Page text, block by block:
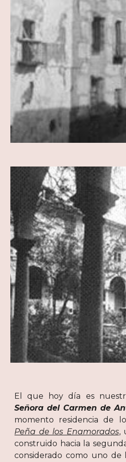
El que hoy día es
Señora del Carmen de
momento residencia de
Peña de los Enamorados,
construido hacia la
considerado como uno de